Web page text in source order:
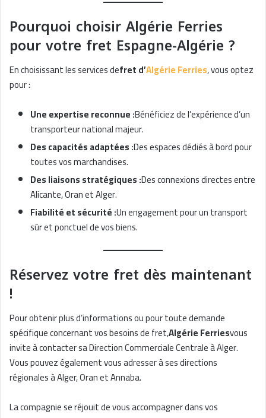
Pourquoi choisir Algérie Ferries
pour votre fret Espagne-Algérie ?
En choisissant les services defret d’Algérie Ferries, vous optez
pour :
Une expertise reconnue :Bénéficiez de l’expérience d’un
transporteur national majeur.
Des capacités adaptées :Des espaces dédiés à bord pour
toutes vos marchandises.
Des liaisons stratégiques :Des connexions directes entre
Alicante, Oran et Alger.
Fiabilité et sécurité :Un engagement pour un transport
sûr et ponctuel de vos biens.
Réservez votre fret dès maintenant
!
Pour obtenir plus d’informations ou pour toute demande
spécifique concernant vos besoins de fret,Algérie Ferriesvous
invite à contacter sa Direction Commerciale Centrale à Alger.
Vous pouvez également vous adresser à ses directions
régionales à Alger, Oran et Annaba.
La compagnie se réjouit de vous accompagner dans vos